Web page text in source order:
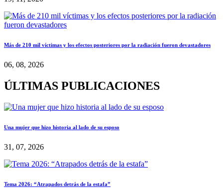
Más de 210 mil víctimas y los efectos posteriores por la radiación fueron devastadores
06, 08, 2026
ÚLTIMAS PUBLICACIONES
Una mujer que hizo historia al lado de su esposo
31, 07, 2026
Tema 2026: “Atrapados detrás de la estafa”